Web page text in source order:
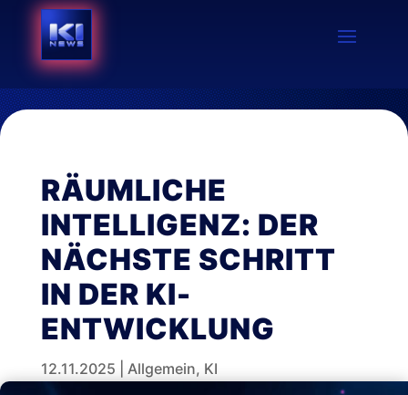
RÄUMLICHE
INTELLIGENZ: DER
NÄCHSTE SCHRITT
IN DER KI-
ENTWICKLUNG
12.11.2025 Allgemein, KI